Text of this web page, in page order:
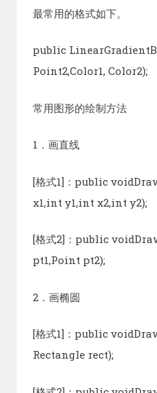
最常用的格式如下。
public
Point2,Color1, Color2);
常用图形的绘制方法
1．画直线
[格式1]：public
x1,int y1,int x2,int y2);
[格式2]：public
pt1,Point pt2);
2．画椭圆
[格式1]：public
Rectangle rect);